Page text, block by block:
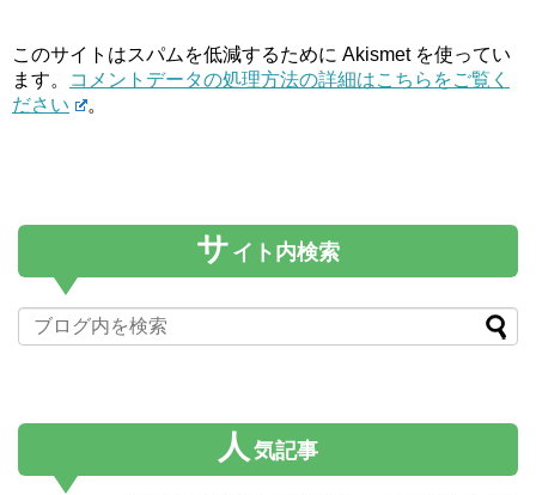
このサイトはスパムを低減するために Akismet を使ってい
ます。
コメントデータの処理方法の詳細はこちらをご覧く
ださい
。
サ イト内検索
人 気記事